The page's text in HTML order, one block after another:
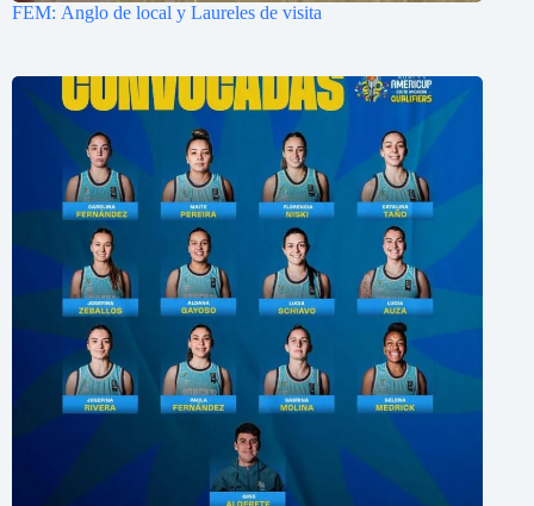
FEM: Anglo de local y Laureles de visita